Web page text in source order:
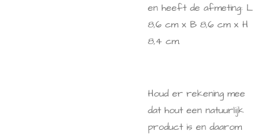
en heeft de afmeting: L
8,6 cm x B 8,6 cm x H
8,4 cm.
Houd er rekening mee
dat hout een natuurlijk
product is en daarom